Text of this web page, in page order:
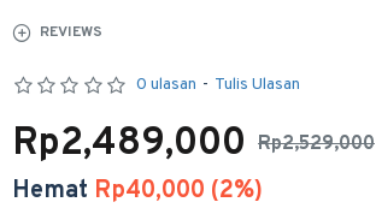
REVIEWS
0 ulasan - Tulis Ulasan
Rp2,529,000
Rp2,489,000
Hemat Rp40,000 (2%)